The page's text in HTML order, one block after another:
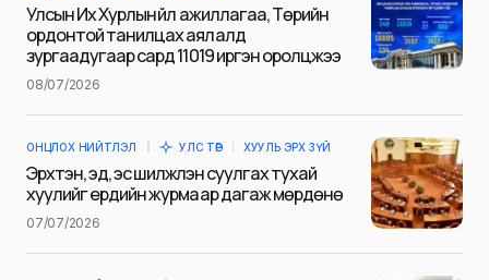
тэмдэглэсэн
Сэтгэгдэл*
Name
Улсын Их Хурлын үйл ажиллагаа, Төрийн
ордонтой танилцах аялалд
зургаадугаар сард 11019 иргэн оролцжээ
08/07/2026
ОНЦЛОХ НИЙТЛЭЛ УЛС ТӨР ХУУЛЬ ЭРХ ЗҮЙ
Эрхтэн, эд, эс шилжүүлэн суулгах тухай
хуулийг ердийн журмаар дагаж мөрдөнө
07/07/2026